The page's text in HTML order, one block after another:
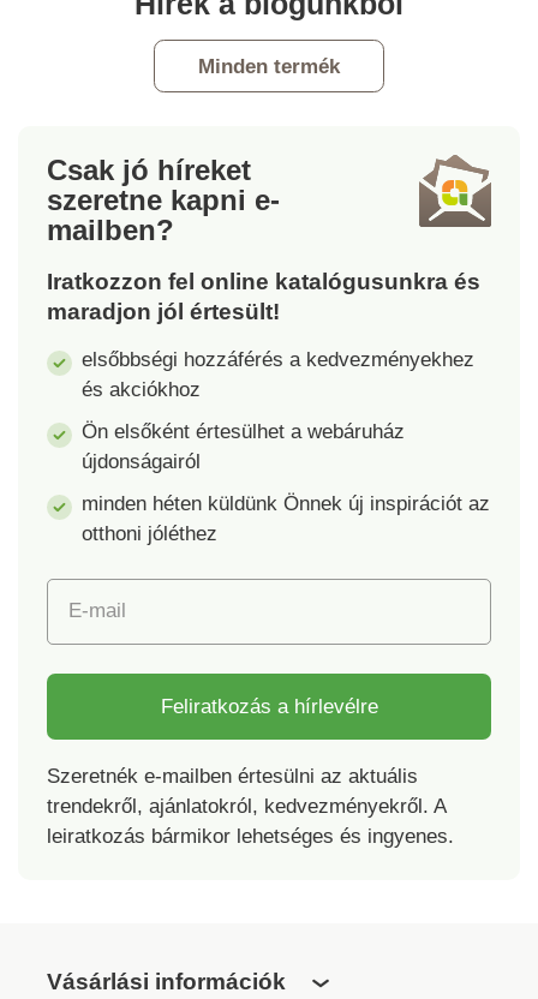
Minden termék
Csak jó híreket
szeretne kapni e-
mailben?
Iratkozzon fel online katalógusunkra és
maradjon jól értesült!
elsőbbségi hozzáférés a kedvezményekhez
és akciókhoz
Ön elsőként értesülhet a webáruház
újdonságairól
minden héten küldünk Önnek új inspirációt az
otthoni jóléthez
E-mail
Feliratkozás a hírlevélre
Szeretnék e-mailben értesülni az aktuális
trendekről, ajánlatokról, kedvezményekről. A
leiratkozás bármikor lehetséges és ingyenes.
Vásárlási információk